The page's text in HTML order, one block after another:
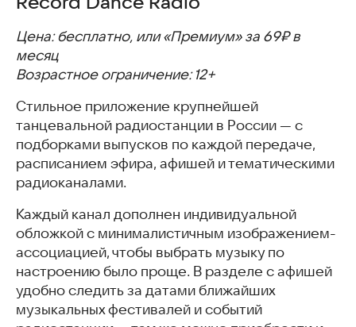
Цена: бесплатно, или «Премиум» за 69₽ в
месяц
Возрастное ограничение: 12+
Стильное приложение крупнейшей
танцевальной радиостанции в России — с
подборками выпусков по каждой передаче,
расписанием эфира, афишей и тематическими
радиоканалами.
Каждый канал дополнен индивидуальной
обложкой с минималистичным изображением-
ассоциацией, чтобы выбрать музыку по
настроению было проще. В разделе с афишей
удобно следить за датами ближайших
музыкальных фестивалей и событий